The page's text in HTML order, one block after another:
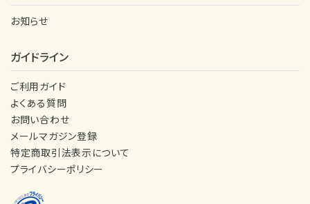
お知らせ
ガイドライン
ご利用ガイド
よくある質問
お問い合わせ
メールマガジン登録
特定商取引法表示について
プライバシーポリシー